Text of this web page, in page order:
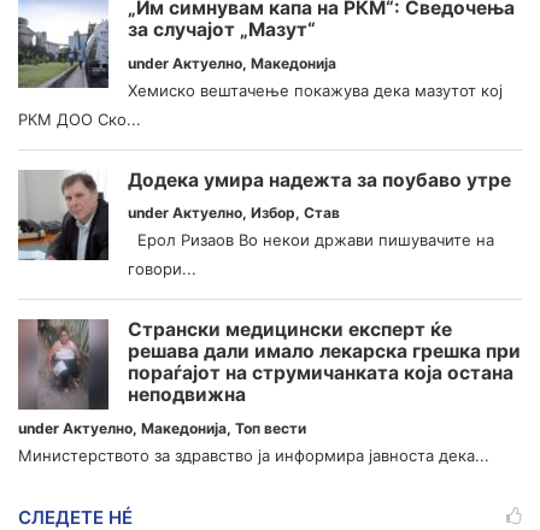
„Им симнувам капа на РКМ“: Сведочења
за случајот „Мазут“
under Актуелно, Македонија
Хемиско вештачење покажува дека мазутот кој
РКМ ДОО Ско...
Додека умира надежта за поубаво утре
under Актуелно, Избор, Став
Ерол Ризаов Во некои држави пишувачите на
говори...
Странски медицински експерт ќе
решава дали имало лекарска грешка при
пораѓајот на струмичанката која остана
неподвижна
under Актуелно, Македонија, Топ вести
Министерството за здравство ја информира јавноста дека...
СЛЕДЕТЕ НÉ